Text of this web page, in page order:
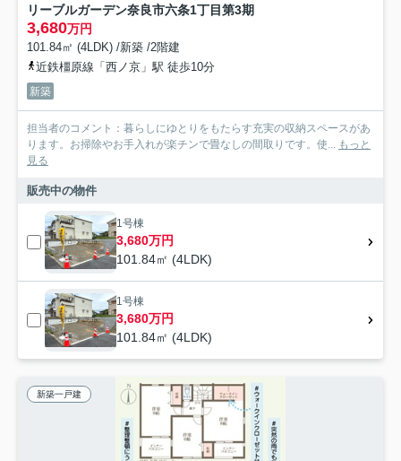
リーブルガーデン奈良市六条1丁目第3期
3,680万円
101.84㎡ (4LDK) /新築 /2階建
近鉄橿原線「西ノ京」駅 徒歩10分
新築
担当者のコメント：暮らしにゆとりをもたらす充実の収納スペースがあ
ります。お掃除やお手入れが楽チンで畳なしの間取りです。使... もっと
見る
販売中の物件
1号棟
3,680万円
101.84㎡ (4LDK)
1号棟
3,680万円
101.84㎡ (4LDK)
新築一戸建